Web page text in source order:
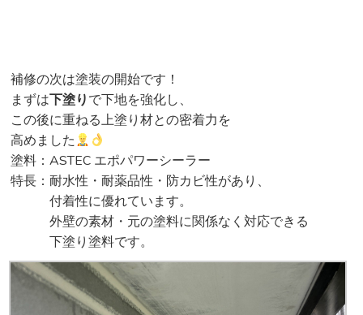
補修の次は塗装の開始です！
まずは下塗りで下地を強化し、
この後に重ねる上塗り材との密着力を
高めました
塗料： ASTEC エポパワーシーラー
特長：耐水性・耐薬品性・防カビ性があり、
付着性に優れています。
外壁の素材・元の塗料に関係なく対応できる
下塗り塗料です。